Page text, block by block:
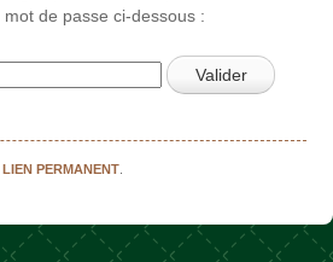
de passe ci-dessous :
LIEN PERMANENT